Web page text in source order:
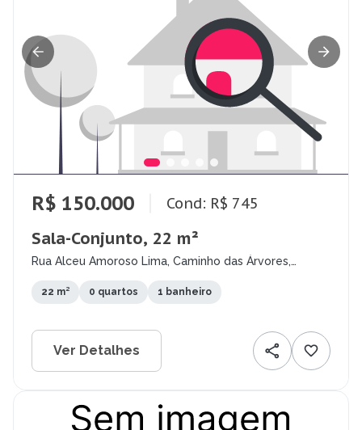
R$ 150.000 Cond: R$ 745
Sala-Conjunto, 22 m²
Rua Alceu Amoroso Lima, Caminho das Árvores,
22 m² 0 quartos 1 banheiro
Ver Detalhes